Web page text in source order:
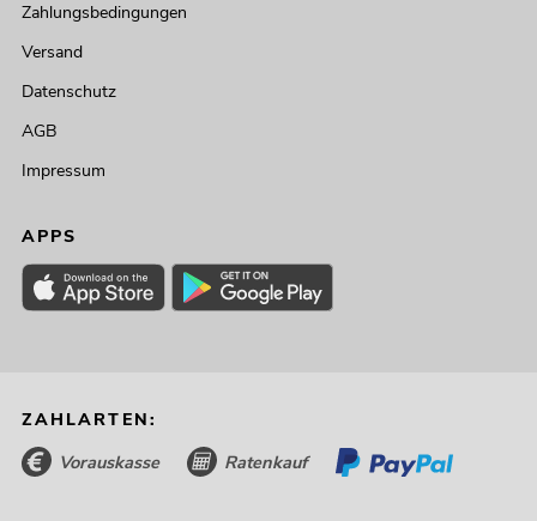
Zahlungsbedingungen
Versand
Datenschutz
AGB
Impressum
APPS
ZAHLARTEN:
Vorauskasse Ratenkauf